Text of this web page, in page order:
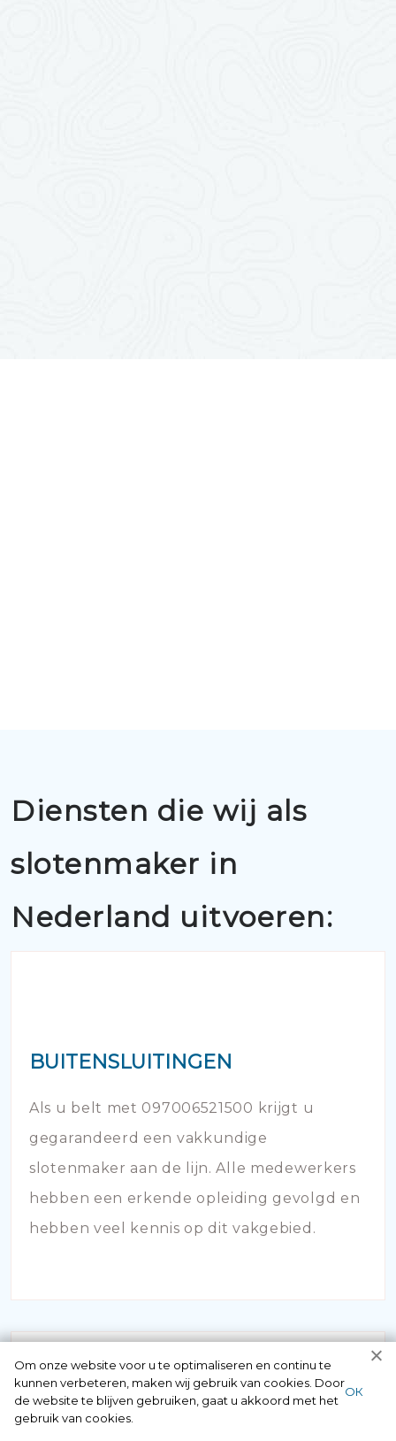
Diensten die wij als
slotenmaker in
Nederland uitvoeren:
BUITENSLUITINGEN
Als u belt met 097006521500 krijgt u
gegarandeerd een vakkundige
slotenmaker aan de lijn. Alle medewerkers
hebben een erkende opleiding gevolgd en
hebben veel kennis op dit vakgebied.
Om onze website voor u te optimaliseren en continu te
kunnen verbeteren, maken wij gebruik van cookies. Door
de website te blijven gebruiken, gaat u akkoord met het
gebruik van cookies.
ОК